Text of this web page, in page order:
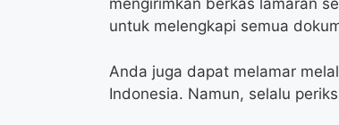
mengirimkan berkas lamaran
untuk melengkapi semua
Anda juga dapat melamar
Indonesia. Namun, selalu